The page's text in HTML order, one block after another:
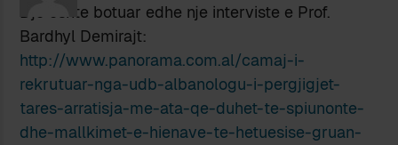
Dje eshte botuar edhe nje interviste e Prof.
Bardhyl Demirajt:
http://www.panorama.com.al/camaj-i-
rekrutuar-nga-udb-albanologu-i-pergjigjet-
tares-arratisja-me-ata-qe-duhet-te-spiunonte-
dhe-mallkimet-e-hienave-te-hetuesise-gruan-